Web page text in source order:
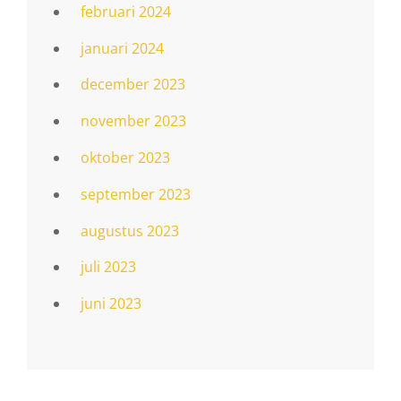
februari 2024
januari 2024
december 2023
november 2023
oktober 2023
september 2023
augustus 2023
juli 2023
juni 2023